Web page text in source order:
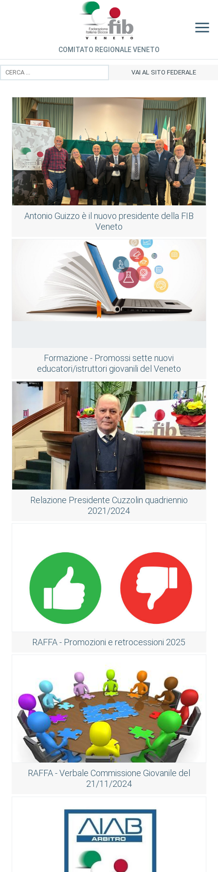
COMITATO REGIONALE VENETO
VAI AL SITO FEDERALE
Antonio Guizzo è il nuovo presidente della FIB
Veneto
Formazione - Promossi sette nuovi
educatori/istruttori giovanili del Veneto
Relazione Presidente Cuzzolin quadriennio
2021/2024
RAFFA - Promozioni e retrocessioni 2025
RAFFA - Verbale Commissione Giovanile del
21/11/2024